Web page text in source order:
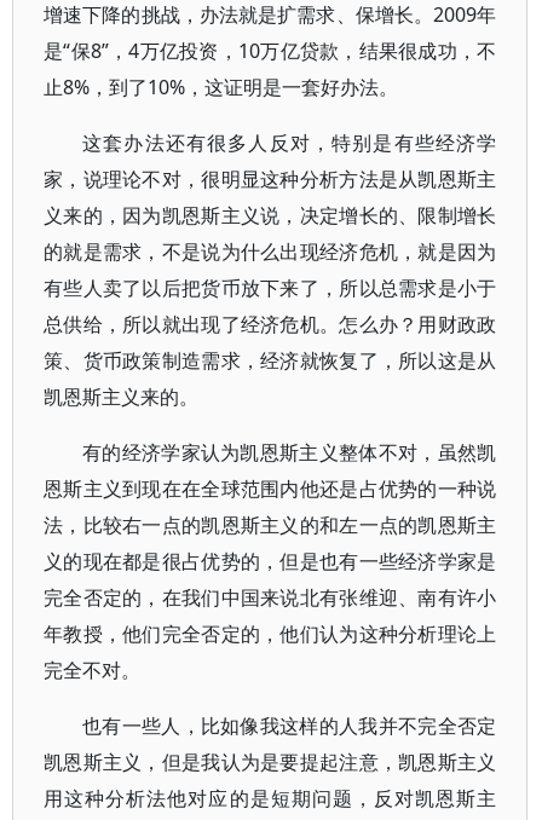
增速下降的挑战，办法就是扩需求、保增长。2009年
是“保8”，4万亿投资，10万亿贷款，结果很成功，不
止8%，到了10%，这证明是一套好办法。
这套办法还有很多人反对，特别是有些经济学
家，说理论不对，很明显这种分析方法是从凯恩斯主
义来的，因为凯恩斯主义说，决定增长的、限制增长
的就是需求，不是说为什么出现经济危机，就是因为
有些人卖了以后把货币放下来了，所以总需求是小于
总供给，所以就出现了经济危机。怎么办？用财政政
策、货币政策制造需求，经济就恢复了，所以这是从
凯恩斯主义来的。
有的经济学家认为凯恩斯主义整体不对，虽然凯
恩斯主义到现在在全球范围内他还是占优势的一种说
法，比较右一点的凯恩斯主义的和左一点的凯恩斯主
义的现在都是很占优势的，但是也有一些经济学家是
完全否定的，在我们中国来说北有张维迎、南有许小
年教授，他们完全否定的，他们认为这种分析理论上
完全不对。
也有一些人，比如像我这样的人我并不完全否定
凯恩斯主义，但是我认为是要提起注意，凯恩斯主义
用这种分析法他对应的是短期问题，反对凯恩斯主